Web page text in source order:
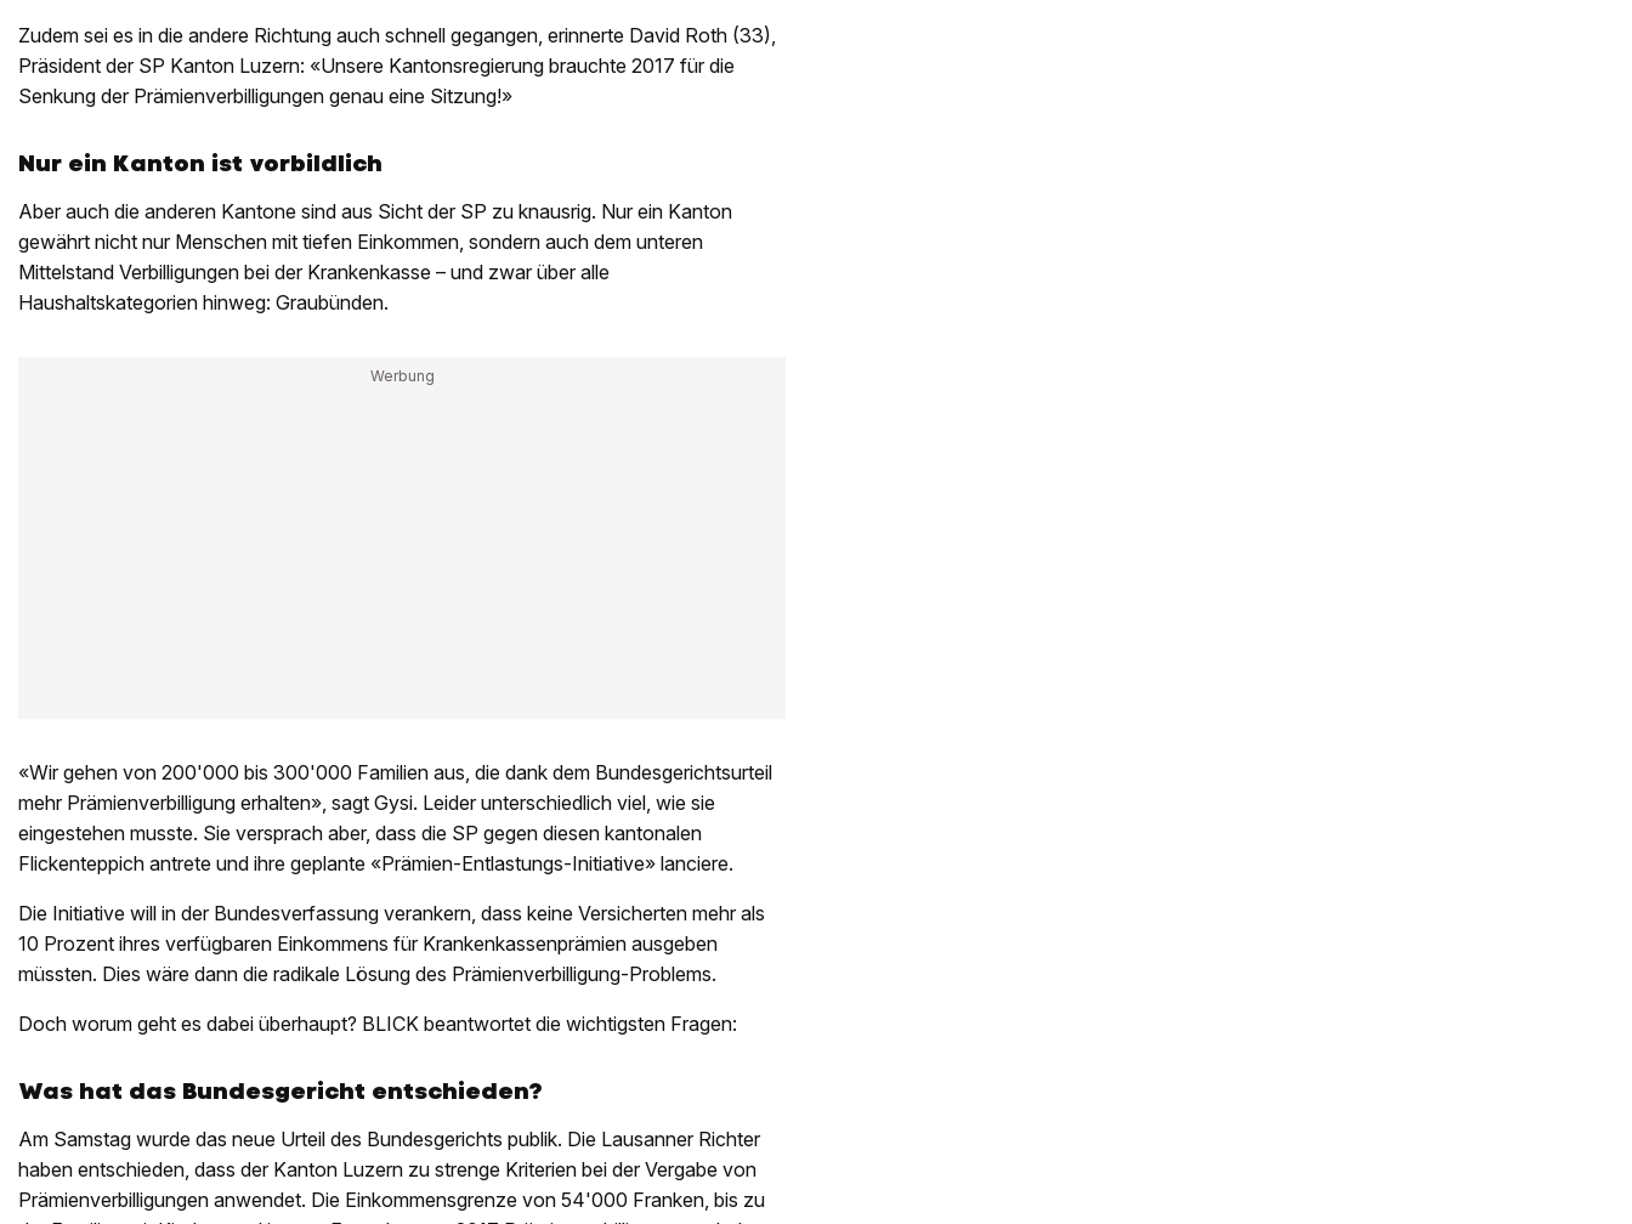
Zudem sei es in die andere Richtung auch schnell gegangen, erinnerte David Roth (33),
Präsident der SP Kanton Luzern: «Unsere Kantonsregierung brauchte 2017 für die
Senkung der Prämienverbilligungen genau eine Sitzung!»
Nur ein Kanton ist vorbildlich
Aber auch die anderen Kantone sind aus Sicht der SP zu knausrig. Nur ein Kanton
gewährt nicht nur Menschen mit tiefen Einkommen, sondern auch dem unteren
Mittelstand Verbilligungen bei der Krankenkasse – und zwar über alle
Haushaltskategorien hinweg: Graubünden.
«Wir gehen von 200'000 bis 300'000 Familien aus, die dank dem Bundesgerichtsurteil
mehr Prämienverbilligung erhalten», sagt Gysi. Leider unterschiedlich viel, wie sie
eingestehen musste. Sie versprach aber, dass die SP gegen diesen kantonalen
Flickenteppich antrete und ihre geplante «Prämien-Entlastungs-Initiative» lanciere.
Die Initiative will in der Bundesverfassung verankern, dass keine Versicherten mehr als
10 Prozent ihres verfügbaren Einkommens für Krankenkassenprämien ausgeben
müssten. Dies wäre dann die radikale Lösung des Prämienverbilligung-Problems.
Doch worum geht es dabei überhaupt? BLICK beantwortet die wichtigsten Fragen:
Was hat das Bundesgericht entschieden?
Am Samstag wurde das neue Urteil des Bundesgerichts publik. Die Lausanner Richter
haben entschieden, dass der Kanton Luzern zu strenge Kriterien bei der Vergabe von
Prämienverbilligungen anwendet. Die Einkommensgrenze von 54'000 Franken, bis zu